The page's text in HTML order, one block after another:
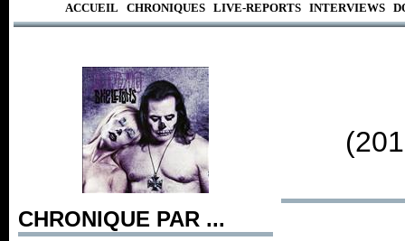
ACCUEIL CHRONIQUES LIVE-REPORTS INTERVIEWS
CHRONIQUE PAR ...